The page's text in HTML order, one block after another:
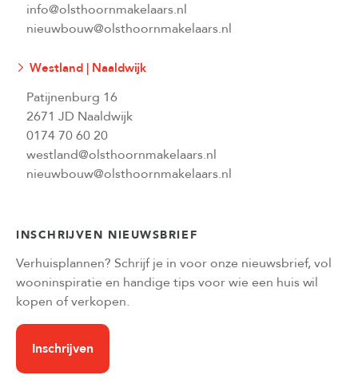
info@olsthoornmakelaars.nl
nieuwbouw@olsthoornmakelaars.nl
Westland | Naaldwijk
Patijnenburg 16
2671 JD Naaldwijk
0174 70 60 20
westland@olsthoornmakelaars.nl
nieuwbouw@olsthoornmakelaars.nl
INSCHRIJVEN NIEUWSBRIEF
Verhuisplannen? Schrijf je in voor onze nieuwsbrief, vol
wooninspiratie en handige tips voor wie een huis wil
kopen of verkopen.
Inschrijven